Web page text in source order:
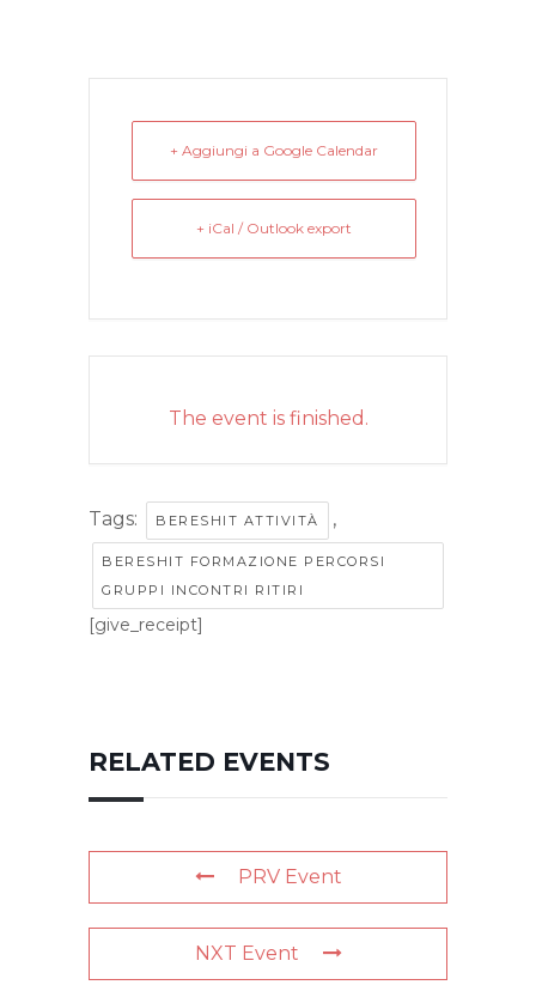
+ Aggiungi a Google Calendar
+ iCal / Outlook export
The event is finished.
Tags: BERESHIT ATTIVITÀ ,
BERESHIT FORMAZIONE PERCORSI
GRUPPI INCONTRI RITIRI
[give_receipt]
RELATED EVENTS
PRV Event
NXT Event